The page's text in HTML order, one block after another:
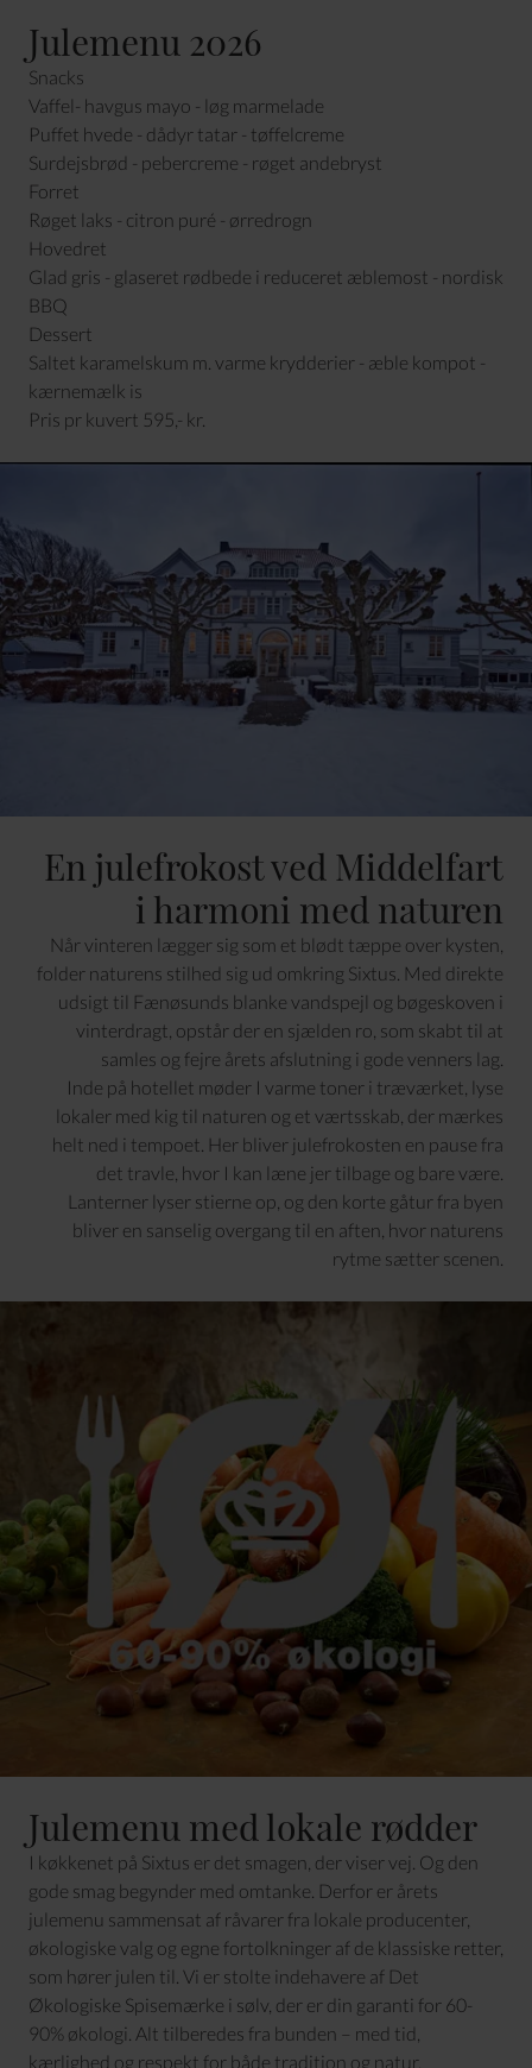
Julemenu 2026
Snacks
Vaffel- havgus mayo - løg marmelade
Puffet hvede - dådyr tatar - tøffelcreme
Surdejsbrød - pebercreme - røget andebryst
Forret
Røget laks - citron puré - ørredrogn
Hovedret
Glad gris - glaseret rødbede i reduceret æblemost - nordisk
BBQ
Dessert
Saltet karamelskum m. varme krydderier - æble kompot -
kærnemælk is
Pris pr kuvert 595,- kr.
En julefrokost ved Middelfart
i harmoni med naturen
Når vinteren lægger sig som et blødt tæppe over kysten,
folder naturens stilhed sig ud omkring Sixtus. Med direkte
udsigt til Fænøsunds blanke vandspejl og bøgeskoven i
vinterdragt, opstår der en sjælden ro, som skabt til at
samles og fejre årets afslutning i gode venners lag.
Inde på hotellet møder I varme toner i træværket, lyse
lokaler med kig til naturen og et værtsskab, der mærkes
helt ned i tempoet. Her bliver julefrokosten en pause fra
det travle, hvor I kan læne jer tilbage og bare være.
Lanterner lyser stierne op, og den korte gåtur fra byen
bliver en sanselig overgang til en aften, hvor naturens
rytme sætter scenen.
Julemenu med lokale rødder
I køkkenet på Sixtus er det smagen, der viser vej. Og den
gode smag begynder med omtanke. Derfor er årets
julemenu sammensat af råvarer fra lokale producenter,
økologiske valg og egne fortolkninger af de klassiske retter,
som hører julen til. Vi er stolte indehavere af Det
Økologiske Spisemærke i sølv, der er din garanti for 60-
90% økologi. Alt tilberedes fra bunden – med tid,
kærlighed og respekt for både tradition og natur.